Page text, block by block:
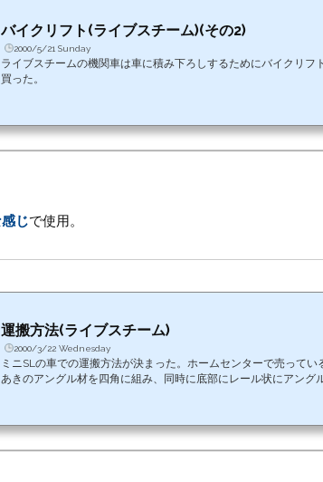
バイクリフト(ライブスチーム)(その2)
2000/5/21 Sunday
ライブスチームの機関車は車に積み下ろしするためにバイクリフ
買った。
じで使用。
運搬方法(ライブスチーム)
2000/3/22 Wednesday
ミニSLの車での運搬方法が決まった。ホームセンターで売ってい
あきのアングル材を四角に組み、同時に底部にレール状にアング